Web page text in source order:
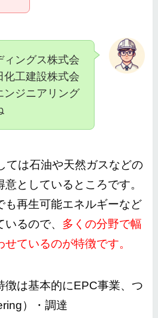
ィングス株式会
化工建設株式会
ンジニアリング
ては石油や天然ガスなどの
としているところです。
も再生可能エネルギーなど
るので、 多くの分野で幅
ているのが特徴です。
徴は基本的にEPC事業、つ
）・調達